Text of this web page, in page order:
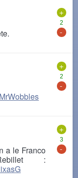
+
2
-
+
2
-
+
3
-
a le Franco
: